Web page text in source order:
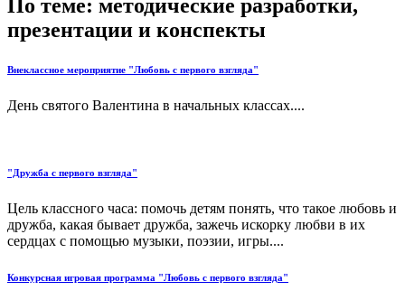
По теме: методические разработки,
презентации и конспекты
Внеклассное мероприятие "Любовь с первого взгляда"
День святого Валентина в начальных классах....
"Дружба с первого взгляда"
Цель классного часа: помочь детям понять, что такое любовь и
дружба, какая бывает дружба, зажечь искорку любви в их
сердцах с помощью музыки, поэзии, игры....
Конкурсная игровая программа "Любовь с первого взгляда"